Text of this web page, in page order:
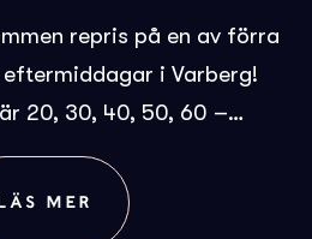
repris på en av förra
i Varberg!
20, 30, 40, 50, 60 –…
MER